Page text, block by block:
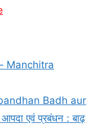
– Manchitra
Badh aur
एवं प्रबंधन : बाढ़